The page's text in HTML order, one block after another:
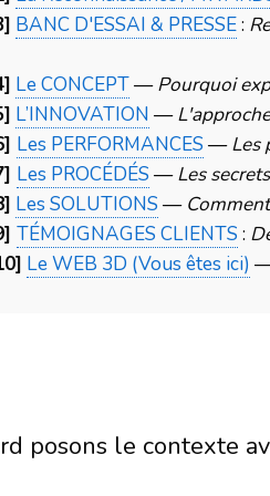
BANC D'ESSAI & PRESSE:
Le CONCEPT—Pourquoi
L’INNOVATION —
Les PERFORMANCES —Les
Les PROCÉDÉS —Les
Les SOLUTIONS —
TÉMOIGNAGES CLIENTS :
Le WEB 3D (Vous êtes ici)
posons le contexte